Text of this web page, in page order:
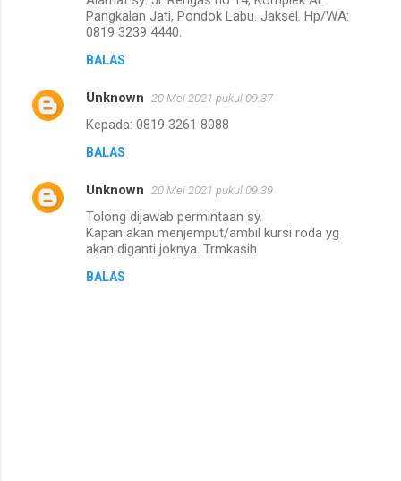
a
Pangkalan Jati, Pondok Labu. Jaksel. Hp/WA:
0819 3239 4440.
BALAS
Unknown 20 Mei 2021 pukul 09.37
Kepada: 0819 3261 8088
BALAS
Unknown 20 Mei 2021 pukul 09.39
Tolong dijawab permintaan sy.
Kapan akan menjemput/ambil kursi roda yg
akan diganti joknya. Trmkasih
BALAS